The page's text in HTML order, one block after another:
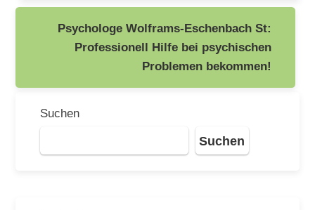
Psychologe Wolframs-Eschenbach St:
Professionell Hilfe bei psychischen
Problemen bekommen!
Suchen
Suchen